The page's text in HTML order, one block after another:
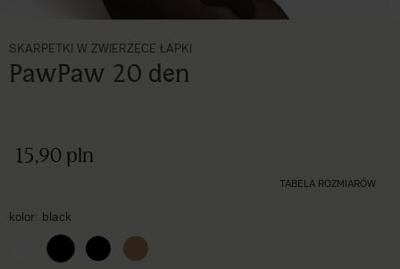
PawPaw 20 den
TABELA ROZMIARÓW
15,90 pln
kolor black
SKARPETKI W ZWIERZĘCE ŁAPKI